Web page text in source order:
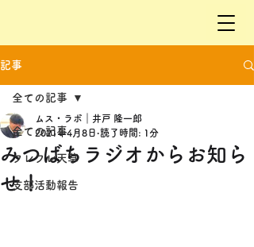
記事
全ての記事
フレフレ天草
支部活動報告
全ての記事
みつばちラジオからお知ら
せ！
ムス・ラボ｜井戸 隆一郎
2021年4月8日 読了時間: 1分